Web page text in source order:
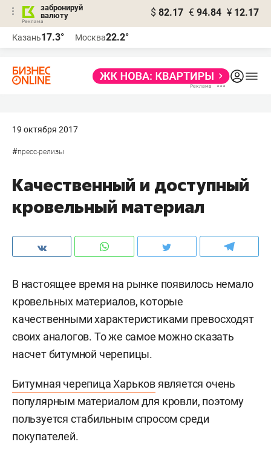
забронируй
валюту
$ 82.17 € 94.84 ¥ 12.17
Казань17.3° Москва22.2°
19 октября 2017
#пресс-релизы
Качественный и доступный
кровельный материал
В настоящее время на рынке появилось немало
кровельных материалов, которые
качественными характеристиками превосходят
своих аналогов. То же самое можно сказать
насчет битумной черепицы.
Битумная черепица Харьков является очень
популярным материалом для кровли, поэтому
пользуется стабильным спросом среди
покупателей.